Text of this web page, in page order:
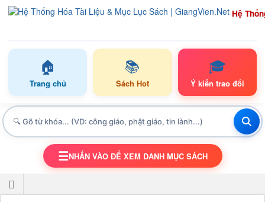
Hệ
🏠
Trang chủ
📚
Sách Hot
🎓
Ý kiến trao đổi
TOGGLE NAVIGATION
☰NHẤN VÀO ĐỂ XEM DANH MỤC SÁCH